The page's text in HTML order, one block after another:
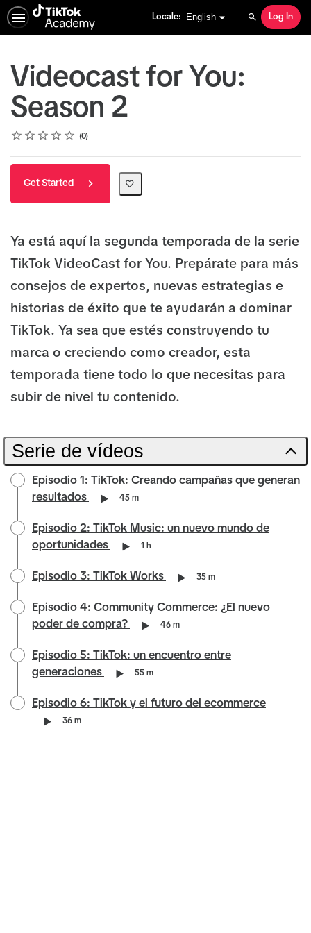
Locale:
English selected English Search
Log In
Videocast for You:
Season 2
Rating
1 star
2 stars
3 stars
4 stars
5 stars
Average rating: 0 0
No reviews
Get Started
Ya está aquí la segunda temporada de la serie
TikTok VideoCast for You. Prepárate para más
consejos de expertos, nuevas estrategias e
historias de éxito que te ayudarán a dominar
TikTok. Ya sea que estés construyendo tu
marca o creciendo como creador, esta
temporada tiene todo lo que necesitas para
subir de nivel tu contenido.
Serie de vídeos
Episodio 1: TikTok: Creando campañas que generan
resultados
45 m
Episodio 2: TikTok Music: un nuevo mundo de
oportunidades
1 h
Episodio 3: TikTok Works 35 m
Episodio 4: Community Commerce: ¿El nuevo
poder de compra?
46 m
Episodio 5: TikTok: un encuentro entre
generaciones
55 m
Episodio 6: TikTok y el futuro del ecommerce
36 m